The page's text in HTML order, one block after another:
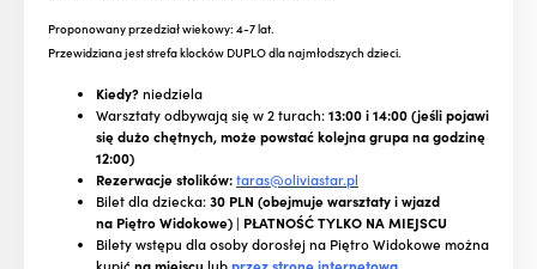
Proponowany przedział wiekowy: 4-7 lat.
Przewidziana jest strefa klocków DUPLO dla najmłodszych dzieci.
Kiedy?niedziela
Warsztaty odbywają się w 2 turach:13:00 i 14:00 (jeśli pojawi
się dużo chętnych, może powstać kolejna grupa na godzinę
12:00)
Rezerwacje stolików:taras@oliviastar.pl
Bilet dla dziecka:30 PLN (obejmuje warsztaty i wjazd
na Piętro Widokowe) | PŁATNOŚĆ TYLKO NA MIEJSCU
Bilety wstępu dla osoby dorosłej na Piętro Widokowe można